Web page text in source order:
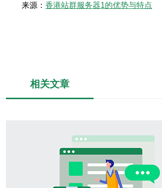
来源： 香港站群服务器1的优势与特点
相关文章